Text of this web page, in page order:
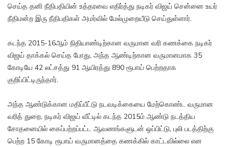
செய்த தனி நீதிபதியின் உத்தரவை எதிர்த்து நடிகர் விஜய் சென்னை உயர்
நீதிமன்ற இரு நீதிபதிகள் அமர்வில் மேல்முறையீடு செய்துள்ளார்.
கடந்த 2015-16ஆம் நிதியாண்டிற்கான வருமான வரி கணக்கை நடிகர்
விஜய் தாக்கல் செய்த போது, அந்த ஆண்டிற்கான வருமானமாக 35
கோடியே 42 லட்சத்து 91 ஆயிரத்து 890 ரூபாய் பெற்றதாக
குறிப்பிட்டிருந்தார்.
அந்த ஆண்டுக்கான மதிப்பீட்டு நடவடிக்கையை மேற்கொண்ட வருமான
வரித் துறை, நடிகர் விஜய் வீட்டில் கடந்த 2015ம் ஆண்டு நடத்திய
சோதனையில் கைப்பற்றப்பட்ட ஆவணங்களுடன் ஒப்பிட்டு, புலி படத்திற்கு
பெற்ற 15 கோடி ரூபாய் வருமானத்தை கணக்கில் காட்டவில்லை என